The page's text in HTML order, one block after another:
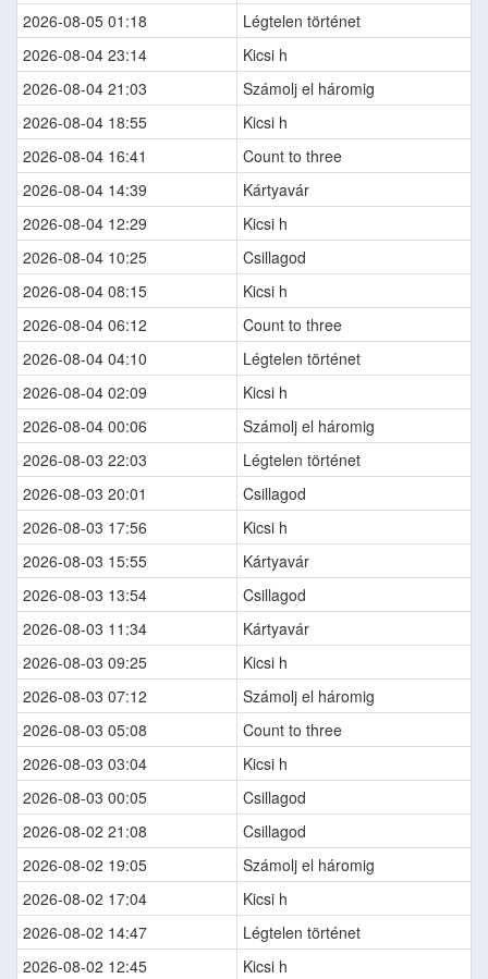
2026-08-05 01:18
Légtelen történet
2026-08-04 23:14
Kicsi h
2026-08-04 21:03
Számolj el háromig
2026-08-04 18:55
Kicsi h
2026-08-04 16:41
Count to three
2026-08-04 14:39
Kártyavár
2026-08-04 12:29
Kicsi h
2026-08-04 10:25
Csillagod
2026-08-04 08:15
Kicsi h
2026-08-04 06:12
Count to three
2026-08-04 04:10
Légtelen történet
2026-08-04 02:09
Kicsi h
2026-08-04 00:06
Számolj el háromig
2026-08-03 22:03
Légtelen történet
2026-08-03 20:01
Csillagod
2026-08-03 17:56
Kicsi h
2026-08-03 15:55
Kártyavár
2026-08-03 13:54
Csillagod
2026-08-03 11:34
Kártyavár
2026-08-03 09:25
Kicsi h
2026-08-03 07:12
Számolj el háromig
2026-08-03 05:08
Count to three
2026-08-03 03:04
Kicsi h
2026-08-03 00:05
Csillagod
2026-08-02 21:08
Csillagod
2026-08-02 19:05
Számolj el háromig
2026-08-02 17:04
Kicsi h
2026-08-02 14:47
Légtelen történet
2026-08-02 12:45
Kicsi h